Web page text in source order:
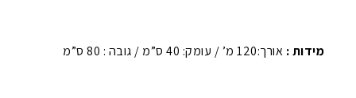
מידות : אורך:120 מ’ / עומק: 40 ס”מ / גובה : 80 ס”מ